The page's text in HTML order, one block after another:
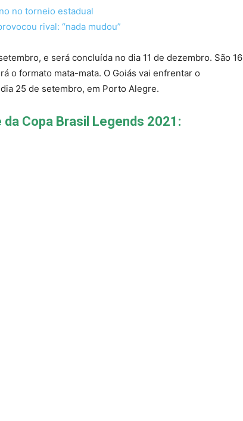
no torneio estadual
rival: “nada mudou”
e será concluída no dia 11 de dezembro. São 16
o formato mata-mata. O Goiás vai enfrentar o
25 de setembro, em Porto Alegre.
Copa Brasil Legends 2021: